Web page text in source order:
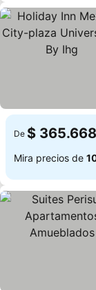
De $ 365.668
Mira precios de